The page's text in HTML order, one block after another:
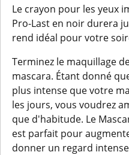
Le crayon pour les yeux
Pro-Last en noir durera
rend idéal pour votre
Terminez le maquillage
mascara. Étant donné
plus intense que votre
les jours, vous voudrez
que d'habitude. Le
est parfait pour
donner un regard